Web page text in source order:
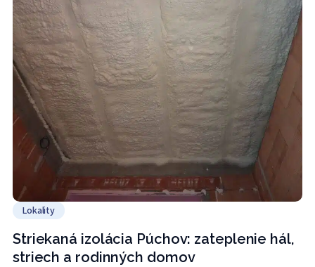
Lokality
Striekaná izolácia Púchov: zateplenie hál,
striech a rodinných domov